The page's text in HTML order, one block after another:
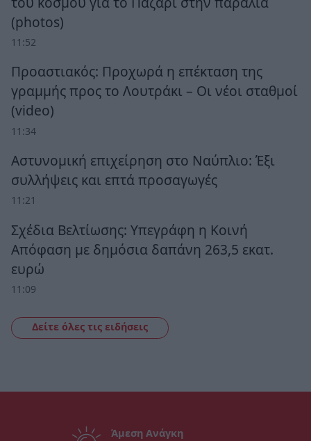
(photos)
11:52
Προαστιακός: Προχωρά η επέκταση της
γραμμής προς το Λουτράκι – Οι νέοι σταθμοί
(video)
11:34
Αστυνομική επιχείρηση στο Ναύπλιο: Έξι
συλλήψεις και επτά προσαγωγές
11:21
Σχέδια Βελτίωσης: Υπεγράφη η Κοινή
Απόφαση με δημόσια δαπάνη 263,5 εκατ.
ευρώ
11:09
Δείτε όλες τις ειδήσεις
Άμεση Ανάγκη